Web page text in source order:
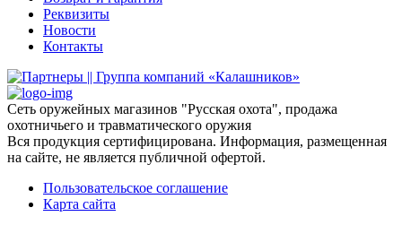
Реквизиты
Новости
Контакты
Сеть оружейных магазинов "Русская охота", продажа
охотничьего и травматического оружия
Вся продукция сертифицирована. Информация, размещенная
на сайте, не является публичной офертой.
Пользовательское соглашение
Карта сайта